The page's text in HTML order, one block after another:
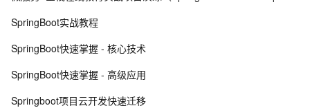
10对ORM的支持 之 8.4 集成JPA ——跟我学spring3
SpringBoot实战教程
SpringBoot快速掌握 - 核心技术
SpringBoot快速掌握 - 高级应用
Springboot项目云开发快速迁移